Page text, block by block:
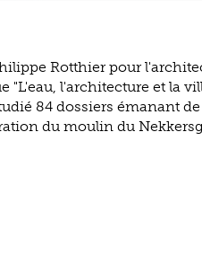
Rotthier pour
l'architecture et la
84 dossiers émanant de
du moulin du